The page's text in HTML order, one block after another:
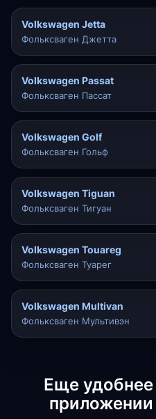
Volkswagen Jetta
Фольксваген Джетта
Volkswagen Passat
Фольксваген Пассат
Volkswagen Golf
Фольксваген Гольф
Volkswagen Tiguan
Фольксваген Тигуан
Volkswagen Touareg
Фольксваген Туарег
Volkswagen Multivan
Фольксваген Мультивэн
Еще